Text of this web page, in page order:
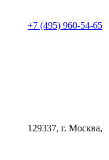
+7 (495) 960-54-65
129337, г. Москва,